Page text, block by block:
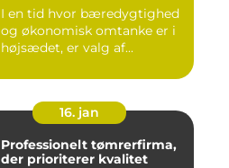
I en tid hvor bæredygtighed
og økonomisk omtanke er i
højsædet, er valg af...
16. jan
Professionelt tømrerfirma,
der prioriterer kvalitet